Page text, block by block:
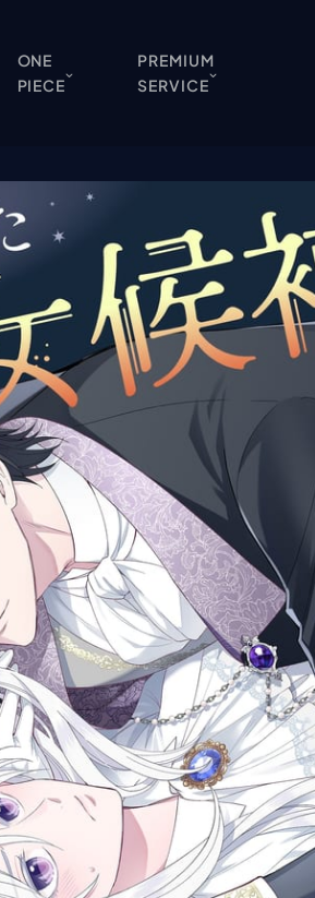
ONE
PIECE
PREMIUM
SERVICE
Cardlist
Collection
Deck Builder
My-Collection
Deck Library
Deck Share
PREMIUM SERVICE
ทีวีออนไลน์
แนะนำรายการทีวี
อนิเมะ
ตารางออกอากา
ตารางออกอากาศ